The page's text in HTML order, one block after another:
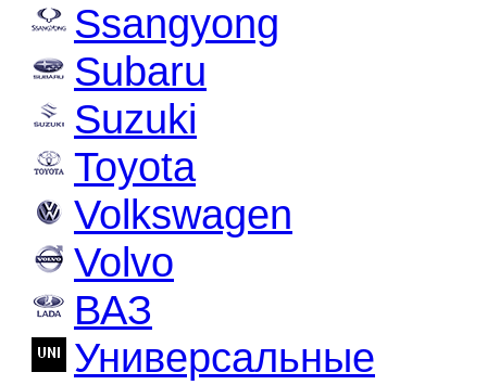
Ssangyong
Subaru
Suzuki
Toyota
Volkswagen
Volvo
ВАЗ
Универсальные